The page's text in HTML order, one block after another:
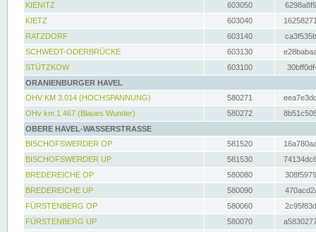
KIENITZ
603050
KIETZ
603040
RATZDORF
603140
SCHWEDT-ODERBRÜCKE
603130
STÜTZKOW
603100
ORANIENBURGER HAVEL
OHV KM 3.014 (HOCHSPANNUNG)
580271
OHv km 1.467 (Blaues Wunder)
580272
OBERE HAVEL-WASSERSTRASSE
BISCHOFSWERDER OP
581520
BISCHOFSWERDER UP
581530
BREDEREICHE OP
580080
BREDEREICHE UP
580090
FÜRSTENBERG OP
580060
FÜRSTENBERG UP
580070